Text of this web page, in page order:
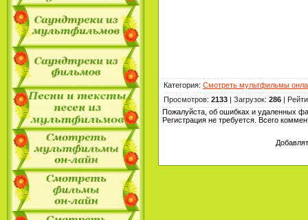
Категория: Смотреть мультфильмы
Просмотров: 2133 | Загрузок: 286 |
Пожалуйста, об ошибках и удаленных
Регистрация не требуется. Всего